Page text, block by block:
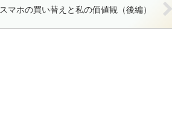
スマホの買い替えと私の価値観（後編）